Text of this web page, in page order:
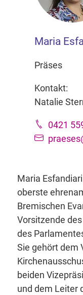
Maria
Präses
Kontakt:
Natalie
0421
Maria
oberste
Bremischen
Vorsitzende
des
Sie gehört dem
beiden
und dem Leiter